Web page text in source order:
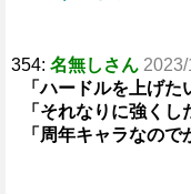
354: 名無しさん
「ハードルを上げた
「それなりに強くし
「周年キャラなの